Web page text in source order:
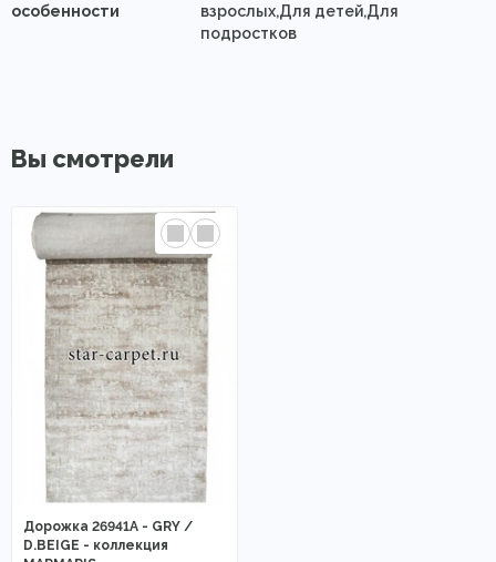
особенности
взрослых,Для детей,Для
подростков
Вы смотрели
Дорожка 26941A - GRY /
D.BEIGE - коллекция